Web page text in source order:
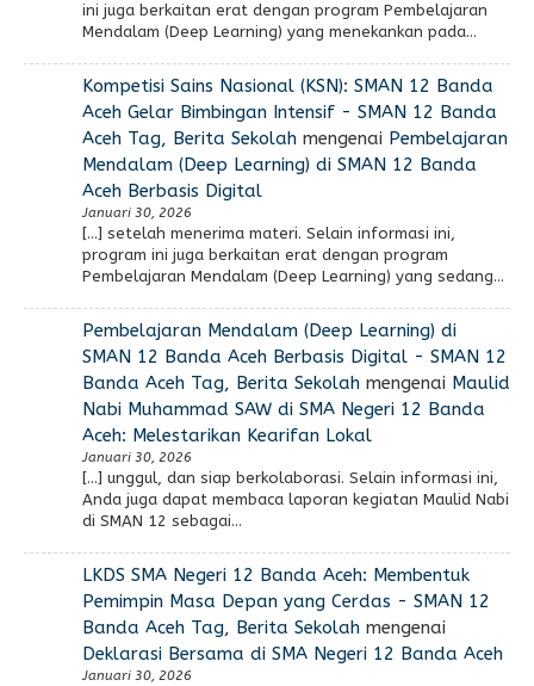
ini juga berkaitan erat dengan program Pembelajaran
Mendalam (Deep Learning) yang menekankan pada…
Kompetisi Sains Nasional (KSN): SMAN 12 Banda
Aceh Gelar Bimbingan Intensif - SMAN 12 Banda
Aceh Tag, Berita Sekolahmengenai Pembelajaran
Mendalam (Deep Learning) di SMAN 12 Banda
Aceh Berbasis Digital
Januari 30, 2026
[…] setelah menerima materi. Selain informasi ini,
program ini juga berkaitan erat dengan program
Pembelajaran Mendalam (Deep Learning) yang sedang…
Pembelajaran Mendalam (Deep Learning) di
SMAN 12 Banda Aceh Berbasis Digital - SMAN 12
Banda Aceh Tag, Berita Sekolahmengenai Maulid
Nabi Muhammad SAW di SMA Negeri 12 Banda
Aceh: Melestarikan Kearifan Lokal
Januari 30, 2026
[…] unggul, dan siap berkolaborasi. Selain informasi ini,
Anda juga dapat membaca laporan kegiatan Maulid Nabi
di SMAN 12 sebagai…
LKDS SMA Negeri 12 Banda Aceh: Membentuk
Pemimpin Masa Depan yang Cerdas - SMAN 12
Banda Aceh Tag, Berita Sekolahmengenai
Deklarasi Bersama di SMA Negeri 12 Banda Aceh
Januari 30, 2026